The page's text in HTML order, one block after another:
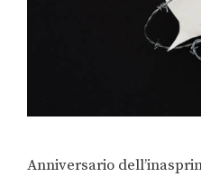
Anniversario